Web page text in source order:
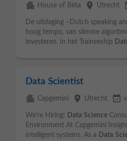
apartment House of Bèta place Utrecht
De uitdaging –Dutch speaking
hoog tempo, van slimme
investeren. In het Traineeship
Data Scientist
apartment Capgemini place Utrecht event_available
We're Hiring: Data Science
Environment At Capgemini
intelligent systems. As a Data